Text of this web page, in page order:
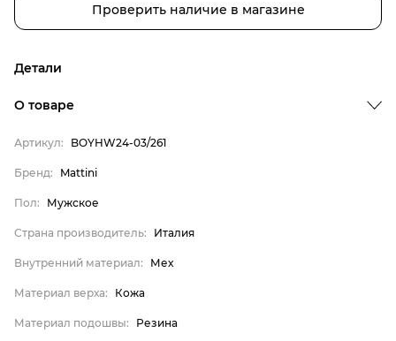
Проверить наличие в магазине
Детали
Страна производитель
Внутренний материал
Материал верха
Материал подошвы
Материал стельки
О товаре
Артикул: BOYHW24-03/261
Бренд: Mattini
Пол: Мужское
Страна производитель: Италия
Внутренний материал: Мех
Материал верха: Кожа
Материал подошвы: Резина